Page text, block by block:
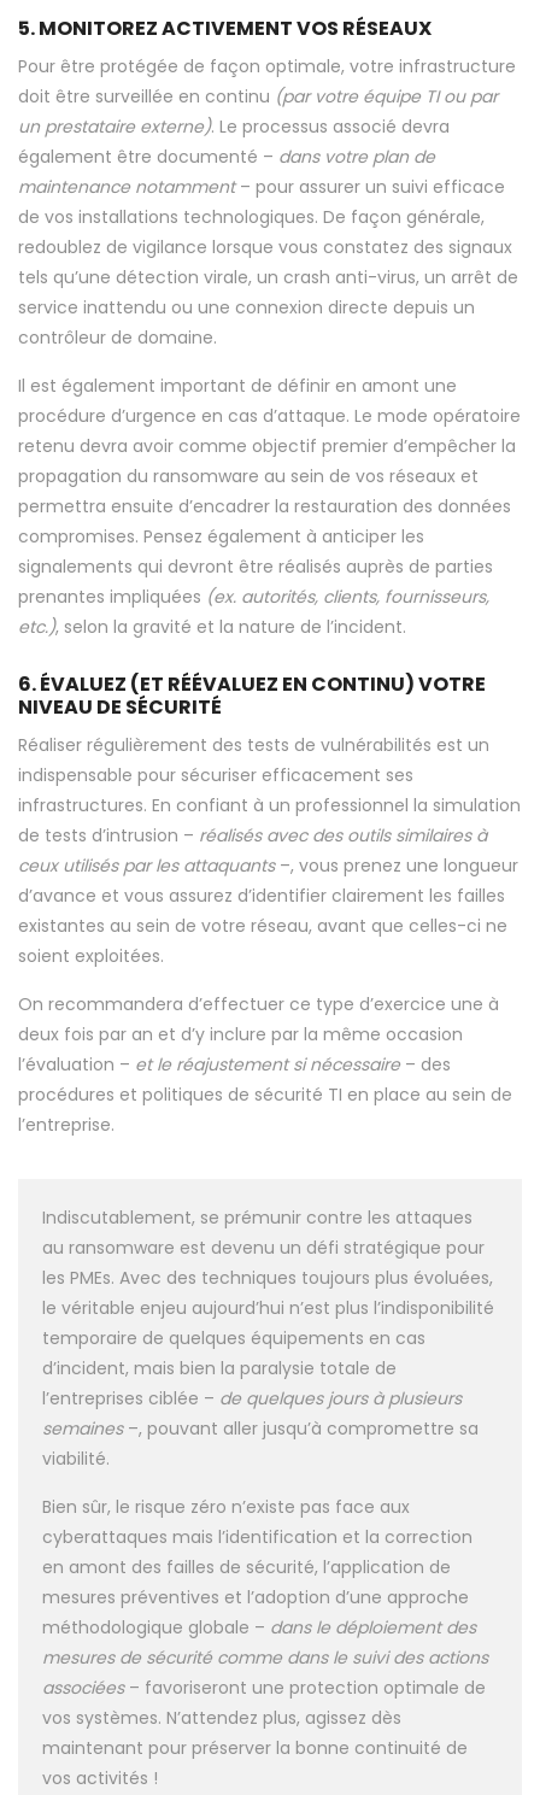
5. MONITOREZ ACTIVEMENT VOS RÉSEAUX
Pour être protégée de façon optimale, votre infrastructure
doit être surveillée en continu (par votre équipe TI ou par
un prestataire externe). Le processus associé devra
également être documenté – dans votre plan de
maintenance notamment– pour assurer un suivi efficace
de vos installations technologiques. De façon générale,
redoublez de vigilance lorsque vous constatez des signaux
tels qu’une détection virale, un crash anti-virus, un arrêt de
service inattendu ou une connexion directe depuis un
contrôleur de domaine.
Il est également important de définir en amont une
procédure d’urgence en cas d’attaque. Le mode opératoire
retenu devra avoir comme objectif premier d’empêcher la
propagation du ransomware au sein de vos réseaux et
permettra ensuite d’encadrer la restauration des données
compromises. Pensez également à anticiper les
signalements qui devront être réalisés auprès de parties
prenantes impliquées (ex. autorités, clients, fournisseurs,
etc.), selon la gravité et la nature de l’incident.
6. ÉVALUEZ (ET RÉÉVALUEZ EN CONTINU) VOTRE
NIVEAU DE SÉCURITÉ
Réaliser régulièrement des tests de vulnérabilités est un
indispensable pour sécuriser efficacement ses
infrastructures. En confiant à un professionnel la simulation
de tests d’intrusion – réalisés avec des outils similaires à
ceux utilisés par les attaquants–, vous prenez une longueur
d’avance et vous assurez d’identifier clairement les failles
existantes au sein de votre réseau, avant que celles-ci ne
soient exploitées.
On recommandera d’effectuer ce type d’exercice une à
deux fois par an et d’y inclure par la même occasion
l’évaluation – et le réajustement si nécessaire – des
procédures et politiques de sécurité TI en place au sein de
l’entreprise.
Indiscutablement, se prémunir contre les attaques
au ransomware est devenu un défi stratégique pour
les PMEs. Avec des techniques toujours plus évoluées,
le véritable enjeu aujourd’hui n’est plus l’indisponibilité
temporaire de quelques équipements en cas
d’incident, mais bien la paralysie totale de
l’entreprises ciblée – de quelques jours à plusieurs
semaines–, pouvant aller jusqu’à compromettre sa
viabilité.
Bien sûr, le risque zéro n’existe pas face aux
cyberattaques mais l’identification et la correction
en amont des failles de sécurité, l’application de
mesures préventives et l’adoption d’une approche
méthodologique globale – dans le déploiement des
mesures de sécurité comme dans le suivi des actions
associées– favoriseront une protection optimale de
vos systèmes. N’attendez plus, agissez dès
maintenant pour préserver la bonne continuité de
vos activités !